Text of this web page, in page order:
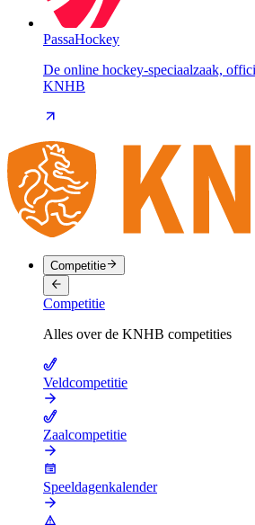
PassaHockey
De online hockey-speciaalzaak,
KNHB
Competitie
Competitie
Alles over de KNHB competities
Veldcompetitie
Zaalcompetitie
Speeldagenkalender